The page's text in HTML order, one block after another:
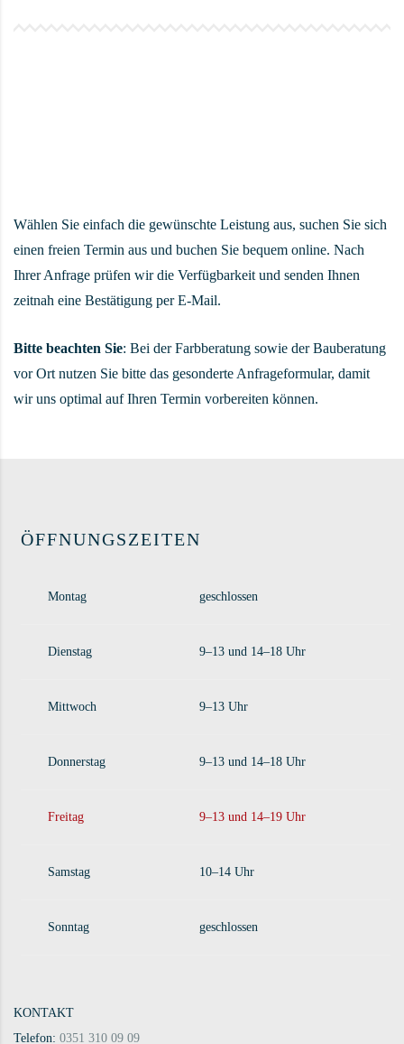
Wählen Sie einfach die gewünschte Leistung aus, suchen Sie sich
einen freien Termin aus und buchen Sie bequem online. Nach
Ihrer Anfrage prüfen wir die Verfügbarkeit und senden Ihnen
zeitnah eine Bestätigung per E-Mail.
Bitte beachten Sie: Bei der Farbberatung sowie der Bauberatung
vor Ort nutzen Sie bitte das gesonderte Anfrageformular, damit
wir uns optimal auf Ihren Termin vorbereiten können.
ÖFFNUNGSZEITEN
Montag geschlossen
Dienstag 9–13 und 14–18 Uhr
Mittwoch 9–13 Uhr
Donnerstag 9–13 und 14–18 Uhr
Freitag 9–13 und 14–19 Uhr
Samstag 10–14 Uhr
Sonntag geschlossen
KONTAKT
Telefon: 0351 310 09 09